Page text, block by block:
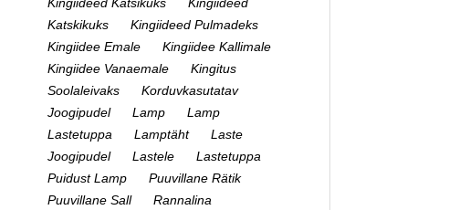
Katskikuks
Kingiideed Pulmadeks
Kingiidee Emale
Kingiidee Kallimale
Kingiidee Vanaemale
Kingitus
Soolaleivaks
Korduvkasutatav
Joogipudel
Lamp
Lamp
Lastetuppa
Lamptäht
Laste
Joogipudel
Lastele
Lastetuppa
Puidust Lamp
Puuvillane Rätik
Puuvillane Sall
Rannalina